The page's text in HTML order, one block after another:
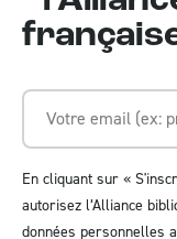
En cliquant sur «
autorisez l’Alliance
données personnelles